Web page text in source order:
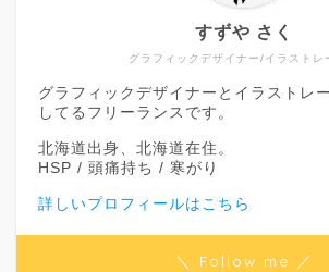
グラフィックデザイナー/イラストレ
すずや さく
グラフィックデザイナーとイラストレ
してるフリーランスです。
北海道出身、北海道在住。
HSP / 頭痛持ち / 寒がり
詳しいプロフィールはこちら
＼ Follow me ／